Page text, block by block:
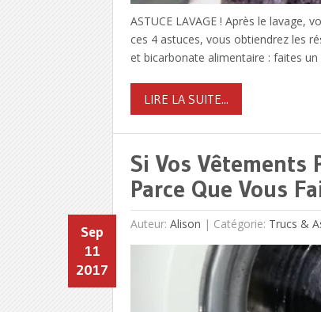
ASTUCE LAVAGE ! Après le lavage,
ces 4 astuces, vous obtiendrez les
et bicarbonate alimentaire : faites un
LIRE LA SUITE...
Si Vos Vêtements
Parce Que Vous
Auteur: Alison |
Sep
11
2017
Catégorie: Trucs &